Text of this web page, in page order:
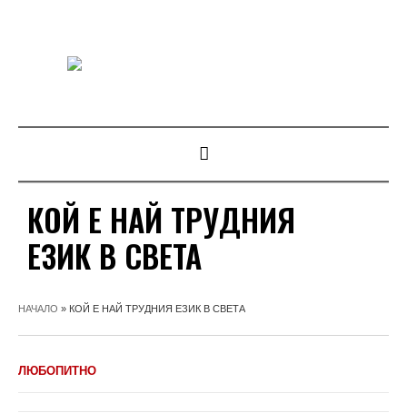
КОЙ Е НАЙ ТРУДНИЯ
ЕЗИК В СВЕТА
НАЧАЛО » КОЙ Е НАЙ ТРУДНИЯ ЕЗИК В СВЕТА
ЛЮБОПИТНО